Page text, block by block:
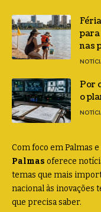
nas
Por
o
Com foco em Palmas
Palmas oferece
temas que mais
nacional às inovações
que precisa saber.